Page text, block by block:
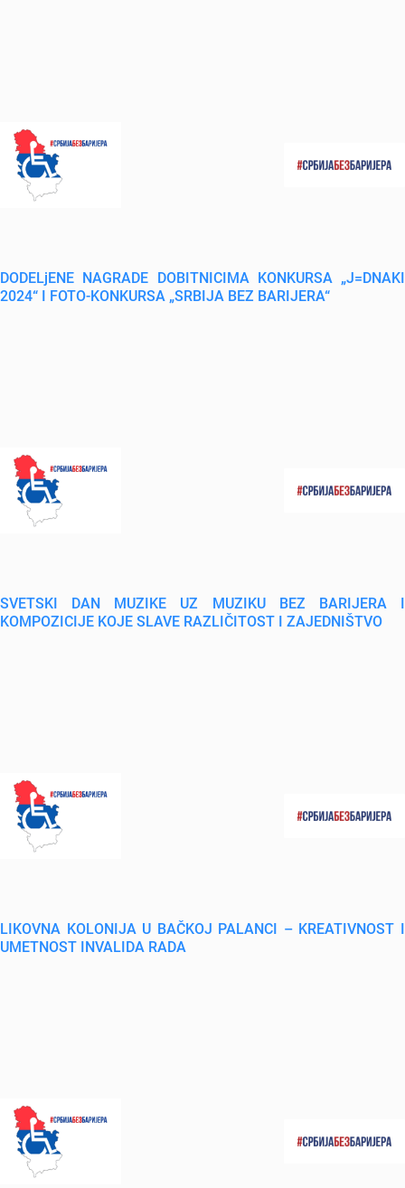
DODELjENE NAGRADE DOBITNICIMA KONKURSA „J=DNAKI
2024“ I FOTO-KONKURSA „SRBIJA BEZ BARIJERA“
SVETSKI DAN MUZIKE UZ MUZIKU BEZ BARIJERA I
KOMPOZICIJE KOJE SLAVE RAZLIČITOST I ZAJEDNIŠTVO
LIKOVNA KOLONIJA U BAČKOJ PALANCI – KREATIVNOST I
UMETNOST INVALIDA RADA